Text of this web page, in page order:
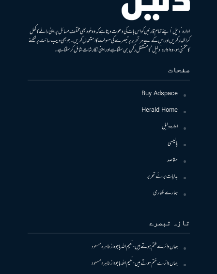
ادارہ ’دلیل‘ اپنے تمام قارئین کو اس بات کی دعوت دیتا ہے کہ وہ خود بھی مختلف مسائل پر اپنی رائے کا کھل
کر اظہار کریں اور اس کے لیے ہر تحریر پر تبصرے کی سہولت کا استعمال کریں۔ جو بھی ویب سائٹ پر لکھنے
کا متمنی ہو، وہ ادارہ ’دلیل‘ کا مستقل رکن بن سکتا ہے اور اپنی نگارشات شامل کرسکتا ہے۔
صفحات
Buy Adspace
Herald Home
ادارہ دلیل
پالیسی
مقاصد
ہدایات برائے تحریر
ہمارے لکھاری
تازہ تبصرے
جہاں دائرے ختم ہوتے ہیں- نعیم اللہ باجوہازطاہرہ مسعود
جہاں دائرے ختم ہوتے ہیں- نعیم اللہ باجوہازطاہرہ مسعود